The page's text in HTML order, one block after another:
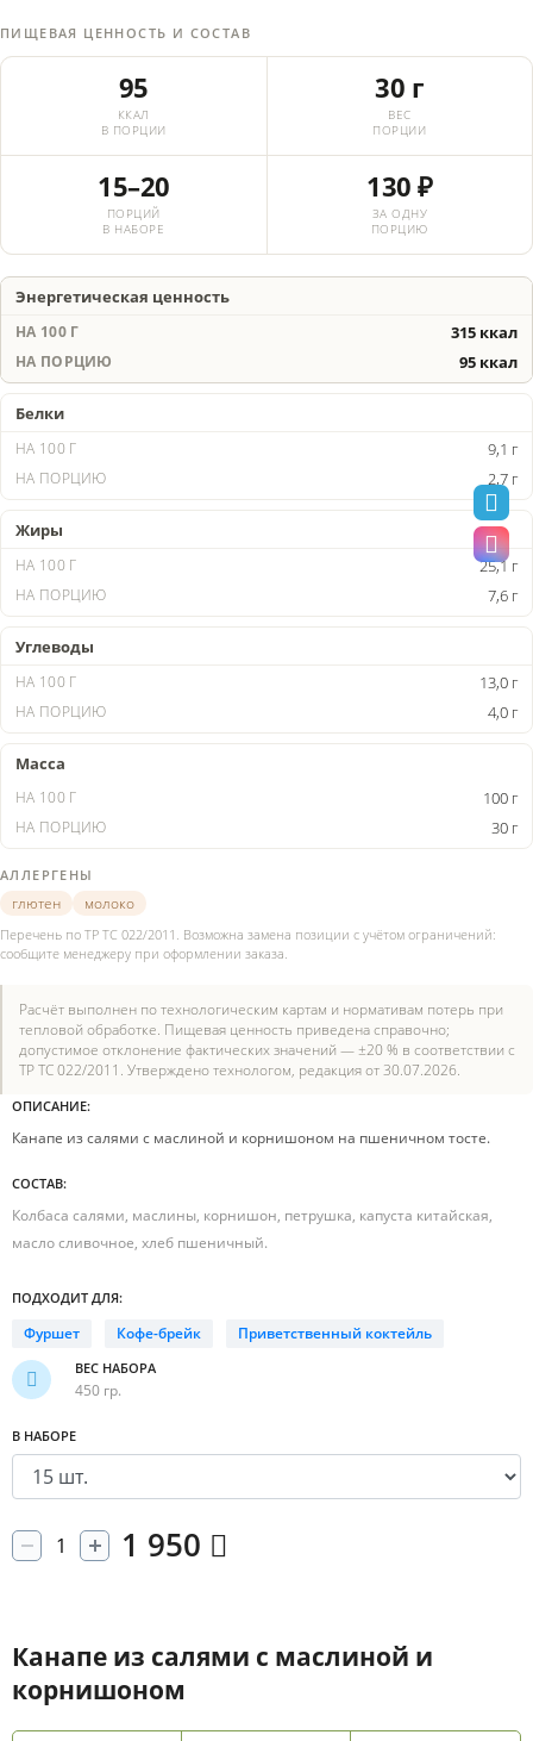
ПИЩЕВАЯ ЦЕННОСТЬ И СОСТАВ
95
ККАЛ
В ПОРЦИИ
30 г
ВЕС
ПОРЦИИ
15–20
ПОРЦИЙ
В НАБОРЕ
130 ₽
ЗА ОДНУ
ПОРЦИЮ
Энергетическая ценность
315 ккал
95 ккал
Белки
9,1 г
2,7 г
Жиры
25,1 г
7,6 г
Углеводы
13,0 г
4,0 г
Масса
100 г
30 г
АЛЛЕРГЕНЫ
глютен
молоко
Перечень по ТР ТС 022/2011. Возможна замена позиции с учётом ограничений:
сообщите менеджеру при оформлении заказа.
Расчёт выполнен по технологическим картам и нормативам потерь при
тепловой обработке. Пищевая ценность приведена справочно;
допустимое отклонение фактических значений — ±20 % в соответствии с
ТР ТС 022/2011. Утверждено технологом, редакция от 30.07.2026.
Канапе из салями с маслиной и
корнишоном
ОПИСАНИЕ:
Канапе из салями с маслиной и корнишоном на пшеничном тосте.
СОСТАВ:
Колбаса салями, маслины, корнишон, петрушка, капуста китайская,
масло сливочное, хлеб пшеничный.
ПОДХОДИТ ДЛЯ:
Фуршет Кофе-брейк Приветственный коктейль
ВЕС НАБОРА
450 гр.
В НАБОРЕ
1 950